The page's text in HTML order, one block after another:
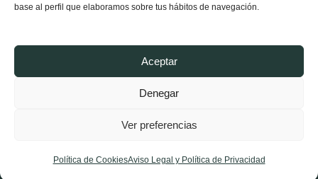
base al perfil que elaboramos sobre tus hábitos de navegación.
Aceptar
Denegar
Ver preferencias
Política de CookiesAviso Legal y Política de Privacidad
twitter
f